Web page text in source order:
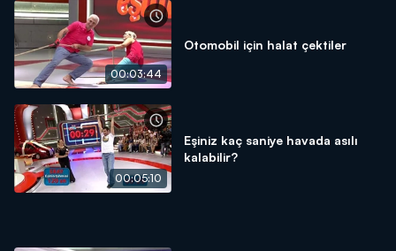
00:03:44
Otomobil için halat çektiler
00:05:10
Eşiniz kaç saniye havada asılı
kalabilir?